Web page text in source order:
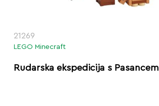
21269
LEGO Minecraft
Rudarska ekspedicija s Pasancem